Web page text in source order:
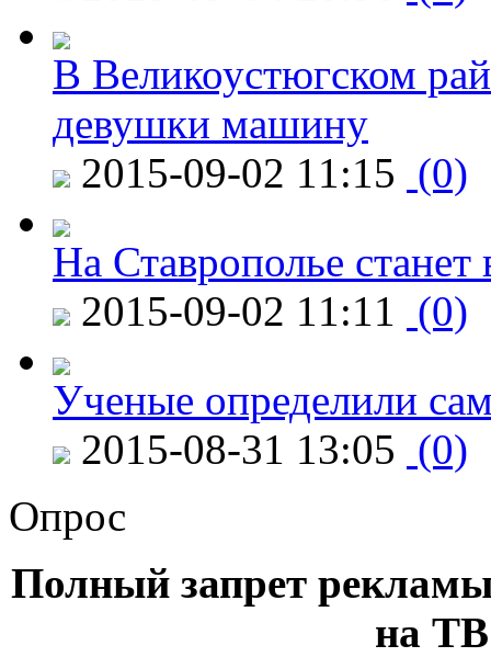
В Великоустюгском
девушки машину
2015-09-02 11:15 (0)
На Ставрополье
2015-09-02 11:11 (0)
Ученые определили
2015-08-31 13:05 (0)
Опрос
Полный запрет
на ТВ